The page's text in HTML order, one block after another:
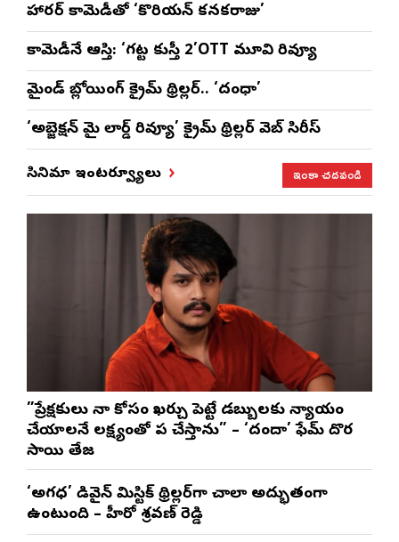
హారర్ కామెడీతో ‘కొరియన్ కనకరాజు’
కామెడీనే ఆస్తి: ‘గట్ట కుస్తీ 2’OTT మూవి రివ్యూ
మైండ్ బ్లోయింగ్ క్రైమ్ థ్రిల్లర్.. ‘దంధా’
‘అబ్జెక్ష‌న్ మై లార్డ్ రివ్యూ’ క్రైమ్ థ్రిల్ల‌ర్ వెబ్ సిరీస్
సినిమా ఇంటర్వ్యూలు ఇంకా చదవండి
”ప్రేక్షకులు నా కోసం ఖర్చు పెట్టే డబ్బులకు న్యాయం
చేయాలనే లక్ష్యంతో పని చేస్తాను” – ‘దందా’ ఫేమ్ దొర
సాయి తేజ
‘అగధ’ డివైన్ మిస్టిక్ థ్రిల్లర్‌గా చాలా అద్భుతంగా
ఉంటుంది – హీరో శ్రవణ్ రెడ్డి